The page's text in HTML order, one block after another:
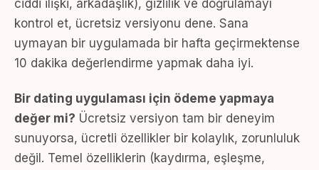
ciddi ilişki, arkadaşlık), gizlilik ve doğrulamayı
kontrol et, ücretsiz versiyonu dene. Sana
uymayan bir uygulamada bir hafta geçirmektense
10 dakika değerlendirme yapmak daha iyi.
Bir dating uygulaması için ödeme yapmaya
değer mi? Ücretsiz versiyon tam bir deneyim
sunuyorsa, ücretli özellikler bir kolaylık, zorunluluk
değil. Temel özelliklerin (kaydırma, eşleşme,